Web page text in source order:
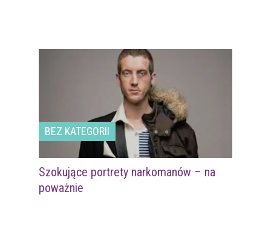
BEZ KATEGORII
Szokujące portrety narkomanów – na
poważnie